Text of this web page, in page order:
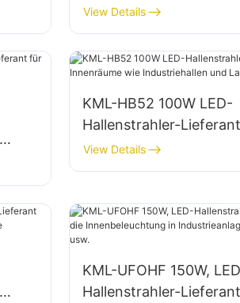
Innenraumbeleuchtung
Fabriken, Lagerhallen
View Details
KML-HB52 100W LED-
Hallenstrahler-
Innenräume wie
und Lagerhallen.
View Details
KML-UFOHF 150W,
Hallenstrahler-